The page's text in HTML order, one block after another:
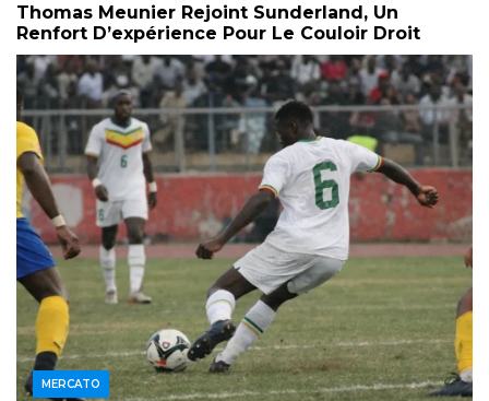
Thomas Meunier Rejoint Sunderland, Un
Renfort D’expérience Pour Le Couloir Droit
JOUEURS
MERCATO